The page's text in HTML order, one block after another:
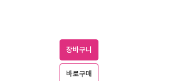
장바구니
바로구매